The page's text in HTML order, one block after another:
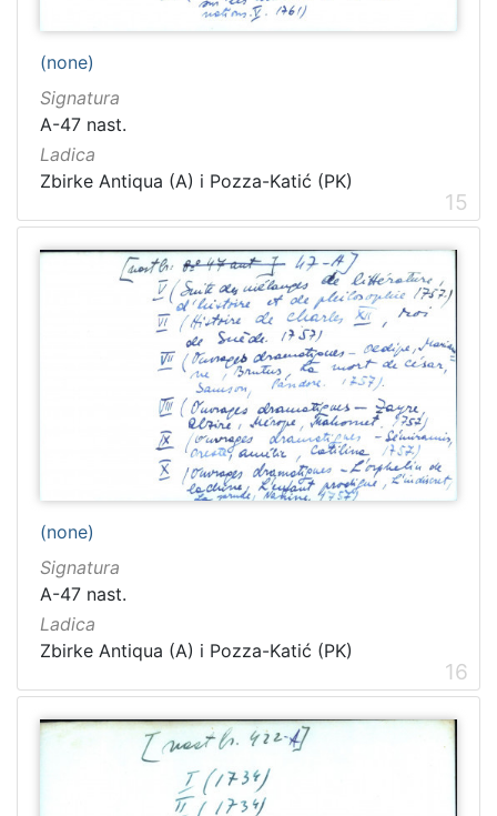
(none)
Signatura
A-47 nast.
Ladica
Zbirke Antiqua (A) i Pozza-Katić (PK)
15
(none)
Signatura
A-47 nast.
Ladica
Zbirke Antiqua (A) i Pozza-Katić (PK)
16